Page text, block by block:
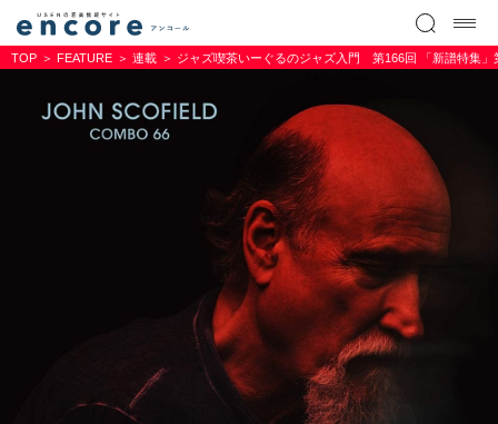
TOP FEATURE 連載 ジャズ喫茶いーぐるのジャズ入門 第166回 「新譜特集」